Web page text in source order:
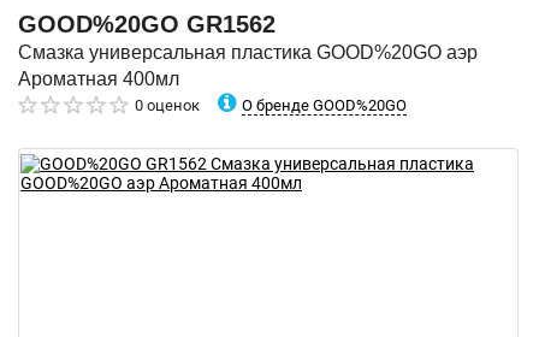
GOOD%20GO GR1562
Смазка универсальная пластика GOOD%20GO аэр
Ароматная 400мл
0 оценок О бренде GOOD%20GO